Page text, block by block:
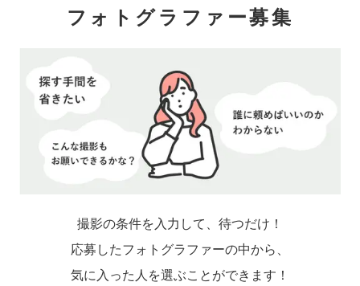
フォトグラファー募集
撮影の条件を入力して、待つだけ！
応募したフォトグラファーの中から、
気に入った人を選ぶことができます！